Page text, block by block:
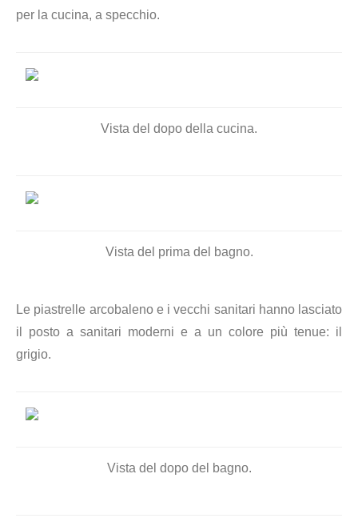
per la cucina, a specchio.
Vista del dopo della cucina.
Vista del prima del bagno.
Le piastrelle arcobaleno e i vecchi sanitari hanno lasciato
il posto a sanitari moderni e a un colore più tenue: il
grigio.
Vista del dopo del bagno.